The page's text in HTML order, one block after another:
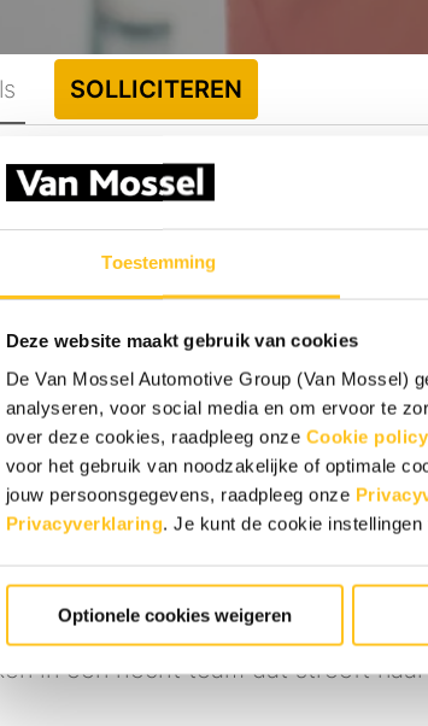
Toestemming
Deze website maakt gebruik van cookies
De Van Mossel Automotive Group (Van Mossel)
analyseren, voor social media en om ervoor te
over deze cookies, raadpleeg onze Cookie policy
voor het gebruik van noodzakelijke of optimale
jouw persoonsgegevens, raadpleeg onze
Privacyverklaring. Je kunt de cookie
Optionele cookies weigeren
SOLLICITEREN
elke auto weer strak en glanzend
in Eindhoven zijn we op zoek
met oog voor detail en passie voor
ben jij onmisbaar in het
zijn om gespoten te worden. Je
en plamuren van auto's
de nieuwste apparatuur en
in een hecht team dat streeft